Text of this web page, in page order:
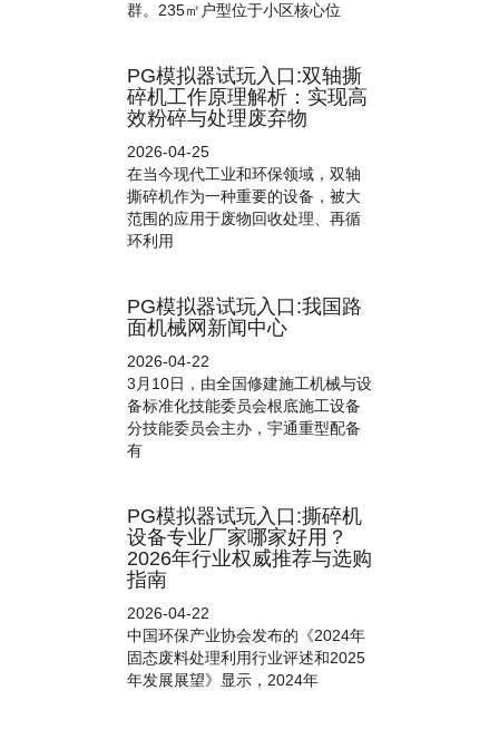
群。235㎡户型位于小区核心位
PG模拟器试玩入口:双轴撕
碎机工作原理解析：实现高
效粉碎与处理废弃物
2026-04-25
在当今现代工业和环保领域，双轴
撕碎机作为一种重要的设备，被大
范围的应用于废物回收处理、再循
环利用
PG模拟器试玩入口:我国路
面机械网新闻中心
2026-04-22
3月10日，由全国修建施工机械与设
备标准化技能委员会根底施工设备
分技能委员会主办，宇通重型配备
有
PG模拟器试玩入口:撕碎机
设备专业厂家哪家好用？
2026年行业权威推荐与选购
指南
2026-04-22
中国环保产业协会发布的《2024年
固态废料处理利用行业评述和2025
年发展展望》显示，2024年